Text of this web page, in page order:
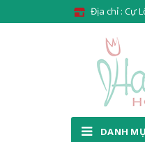
Địa chỉ : Cự
DANH